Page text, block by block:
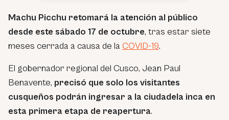
Machu Picchu retomará la atención al público
desde este sábado 17 de octubre, tras estar siete
meses cerrada a causa de la COVID-19.
El gobernador regional del Cusco, Jean Paul
Benavente, precisó que solo los visitantes
cusqueños podrán ingresar a la ciudadela inca en
esta primera etapa de reapertura.